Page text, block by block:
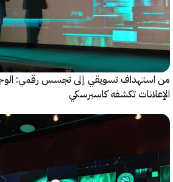
تسويقي إلى تجسس رقمي: الوجه
تكشفه كاسبرسكي